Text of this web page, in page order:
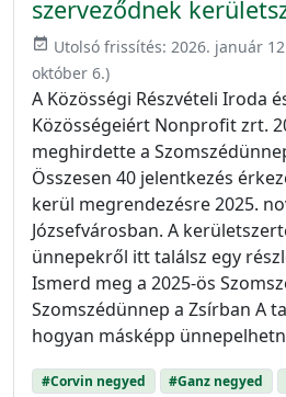
szerveződnek
event_available Utolsó frissítés: 2026. január
október 6.)
A Közösségi Részvételi Iroda
Közösségeiért Nonprofit zrt.
meghirdette a
Összesen 40 jelentkezés
kerül megrendezésre 2025.
Józsefvárosban. A
ünnepekről itt találsz egy
Ismerd meg a 2025-ös
Szomszédünnep a Zsírban A
hogyan másképp
#Corvin negyed #Ganz negyed